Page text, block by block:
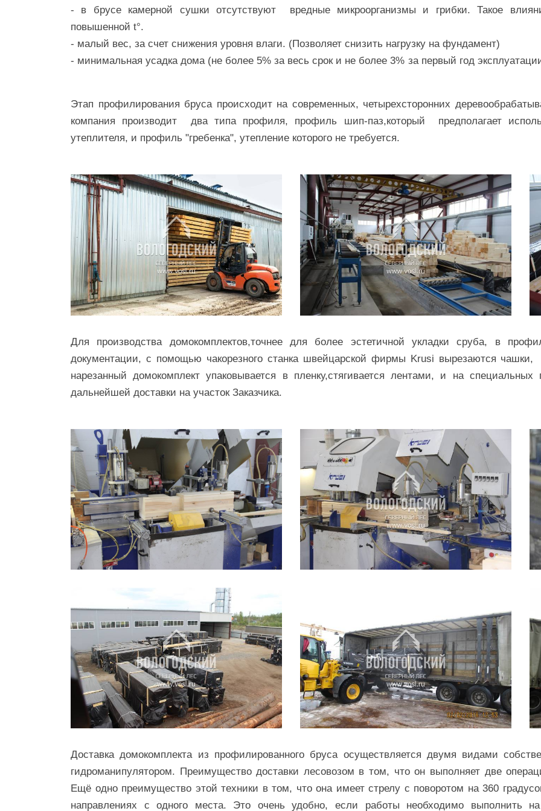
- в брусе камерной сушки отсутствуют вредные микроорганизмы и грибки. Такое
повышенной t°.
- малый вес, за счет снижения уровня влаги. (Позволяет снизить нагрузку на фундамент)
- минимальная усадка дома (не более 5% за весь срок и не более
Этап профилирования бруса происходит на современных, четырехсторонних
компания производит два типа профиля, профиль шип-паз,который предполагает
утеплителя, и профиль "гребенка", утепление которого не требуется.
Для производства домокомплектов,точнее для более эстетичной укладки сруба, в
документации, с помощью чакорезного станка швейцарской фирмы Krusi вырезаются
нарезанный домокомплект упаковывается в пленку,стягивается лентами, и на специальных
дальнейшей доставки на участок Заказчика.
Доставка домокомплекта из профилированного бруса осуществляется двумя видами
гидроманипулятором. Преимущество доставки лесовозом в том, что он выполняет две
Ещё одно преимущество этой техники в том, что она имеет стрелу с поворотом на 360
направлениях с одного места. Это очень удобно, если работы необходимо выполнить на